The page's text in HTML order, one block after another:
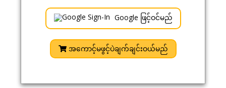
Google ဖြင့်ဝင်မည်
အကောင့်မဖွင့်ပဲချက်ချင်းဝယ်မည်